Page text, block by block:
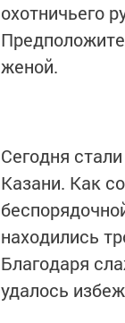
охотничьего
женой.
Сегодня
Казани. Как
находились
Благодаря
удалось